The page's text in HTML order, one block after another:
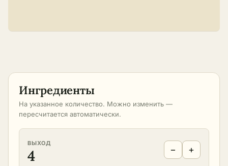
Ингредиенты
На указанное количество. Можно изменить —
пересчитается автоматически.
ВЫХОД
4 − +